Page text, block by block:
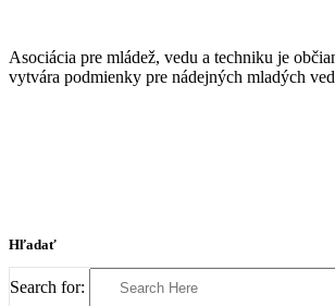
Asociácia pre mládež, vedu a techniku je
vytvára podmienky pre nádejných mladých
Hľadať
Search for: